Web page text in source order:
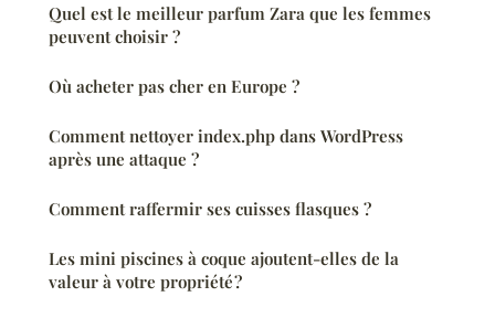
Quel est le meilleur parfum Zara que les femmes
peuvent choisir ?
Où acheter pas cher en Europe ?
Comment nettoyer index.php dans WordPress
après une attaque ?
Comment raffermir ses cuisses flasques ?
Les mini piscines à coque ajoutent-elles de la
valeur à votre propriété ?